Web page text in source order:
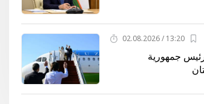
13:20 / 02.08.2026
جمهورية